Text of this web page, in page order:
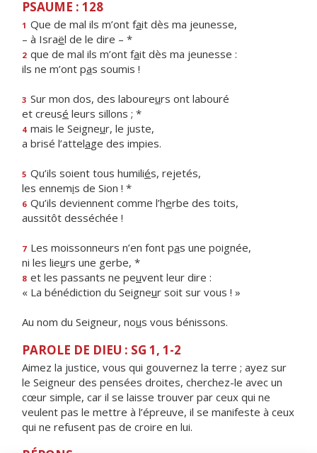
PSAUME : 128
1 Que de mal ils m’ont fait dès ma jeunesse,
– à Israël de le dire – *
2 que de mal ils m’ont fait dès ma jeunesse :
ils ne m’ont pas soumis !
3 Sur mon dos, des laboureurs ont labouré
et creusé leurs sillons ; *
4 mais le Seigneur, le juste,
a brisé l’attelage des impies.
5 Qu’ils soient tous humiliés, rejetés,
les ennemis de Sion ! *
6 Qu’ils deviennent comme l’herbe des toits,
aussitôt desséchée !
7 Les moissonneurs n’en font pas une poignée,
ni les lieurs une gerbe, *
8 et les passants ne peuvent leur dire :
« La bénédiction du Seigneur soit sur vous ! »
Au nom du Seigneur, nous vous bénissons.
PAROLE DE DIEU : SG 1, 1-2
Aimez la justice, vous qui gouvernez la terre ; ayez sur
le Seigneur des pensées droites, cherchez-le avec un
cœur simple, car il se laisse trouver par ceux qui ne
veulent pas le mettre à l’épreuve, il se manifeste à ceux
qui ne refusent pas de croire en lui.